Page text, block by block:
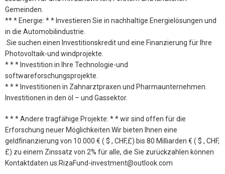
Gemeinden.
** * Energie: * * Investieren Sie in nachhaltige Energielösungen und
in die Automobilindustrie.
.Sie suchen einen Investitionskredit und eine Finanzierung für Ihre
Photovoltaik-und windprojekte.
* * * Investition in Ihre Technologie-und
softwareforschungsprojekte.
* * * Investitionen in Zahnarztpraxen und Pharmaunternehmen.
Investitionen in den öl – und Gassektor.
* * * Andere tragfähige Projekte: * * wir sind offen für die
Erforschung neuer Möglichkeiten.Wir bieten Ihnen eine
geldfinanzierung von 10.000 € ( $ , CHF,£) bis 80 Milliarden € ( $ , CHF,
£) zu einem Zinssatz von 2% für alle, die Sie zurückzahlen können
Kontaktdaten us:RizaFund-investment@outlook.com